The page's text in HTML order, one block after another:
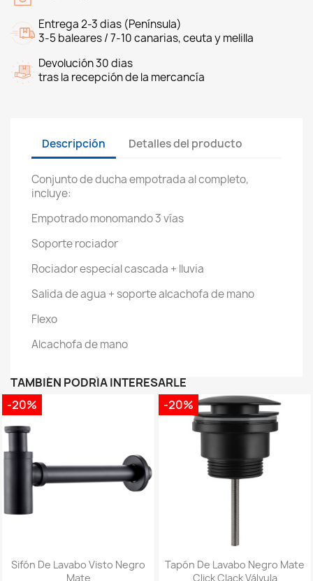
Entrega 2-3 dias (Península)
3-5 baleares / 7-10 canarias, ceuta y melilla
Devolución 30 dias
tras la recepción de la mercancía
Descripción Detalles del producto
Conjunto de ducha empotrada al completo,
incluye:
Empotrado monomando 3 vías
Soporte rociador
Rociador especial cascada + lluvia
Salida de agua + soporte alcachofa de mano
Flexo
Alcachofa de mano
TAMBIÉN PODRÍA INTERESARLE
Sifón De Lavabo Visto Negro
Mate
-20%
Tapón De Lavabo Negro Mate
Click Clack Válvula
-20%